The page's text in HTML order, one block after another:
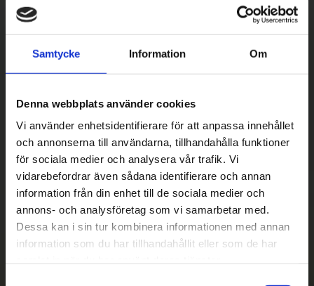
Samtycke Information Om
Denna webbplats använder cookies
Vi använder enhetsidentifierare för att anpassa innehållet
och annonserna till användarna, tillhandahålla funktioner
för sociala medier och analysera vår trafik. Vi
vidarebefordrar även sådana identifierare och annan
information från din enhet till de sociala medier och
annons- och analysföretag som vi samarbetar med.
Dessa kan i sin tur kombinera informationen med annan
information som du har tillhandahållit eller som de har
Betala säkert
|| Välj ||
Snabba leveranser
||
Eller ||
Hämta på lagret med/utan montering